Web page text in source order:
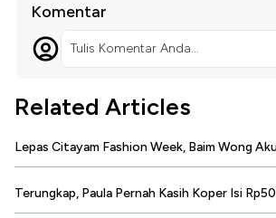
Komentar
Tulis Komentar Anda...
Related Articles
Lepas Citayam Fashion Week, Baim Wong
Terungkap, Paula Pernah Kasih Koper Isi